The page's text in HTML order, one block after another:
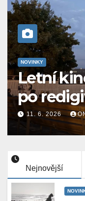
NOVINKY
Letní
po
11. 6. 2026
Nejnovější